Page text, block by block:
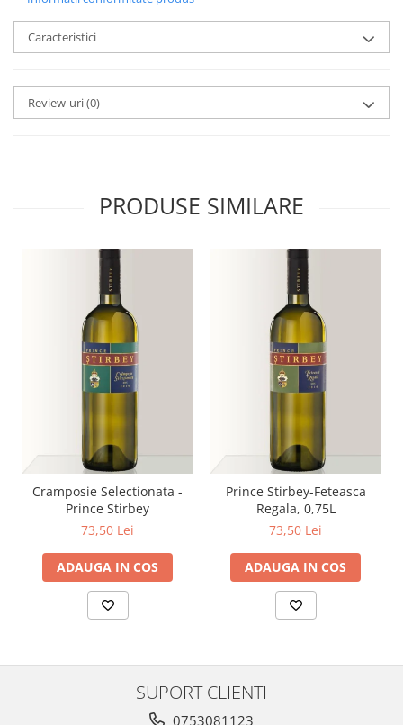
Caracteristici
Review-uri(0)
PRODUSE SIMILARE
Cramposie Selectionata -
Prince Stirbey
73,50 Lei
ADAUGA IN COS
Prince Stirbey-Feteasca
Regala, 0,75L
73,50 Lei
ADAUGA IN COS
SUPORT CLIENTI
0753081123